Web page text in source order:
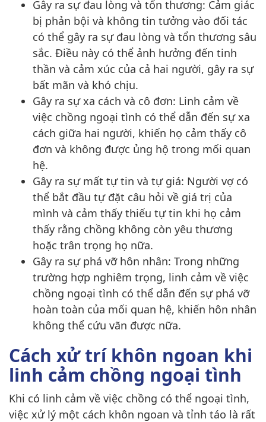
Gây ra sự đau lòng và tổn thương: Cảm giác
bị phản bội và không tin tưởng vào đối tác
có thể gây ra sự đau lòng và tổn thương sâu
sắc. Điều này có thể ảnh hưởng đến tinh
thần và cảm xúc của cả hai người, gây ra sự
bất mãn và khó chịu.
Gây ra sự xa cách và cô đơn: Linh cảm về
việc chồng ngoại tình có thể dẫn đến sự xa
cách giữa hai người, khiến họ cảm thấy cô
đơn và không được ủng hộ trong mối quan
hệ.
Gây ra sự mất tự tin và tự giá: Người vợ có
thể bắt đầu tự đặt câu hỏi về giá trị của
mình và cảm thấy thiếu tự tin khi họ cảm
thấy rằng chồng không còn yêu thương
hoặc trân trọng họ nữa.
Gây ra sự phá vỡ hôn nhân: Trong những
trường hợp nghiêm trọng, linh cảm về việc
chồng ngoại tình có thể dẫn đến sự phá vỡ
hoàn toàn của mối quan hệ, khiến hôn nhân
không thể cứu vãn được nữa.
Cách xử trí khôn ngoan khi
linh cảm chồng ngoại tình
Khi có linh cảm về việc chồng có thể ngoại tình,
việc xử lý một cách khôn ngoan và tỉnh táo là rất